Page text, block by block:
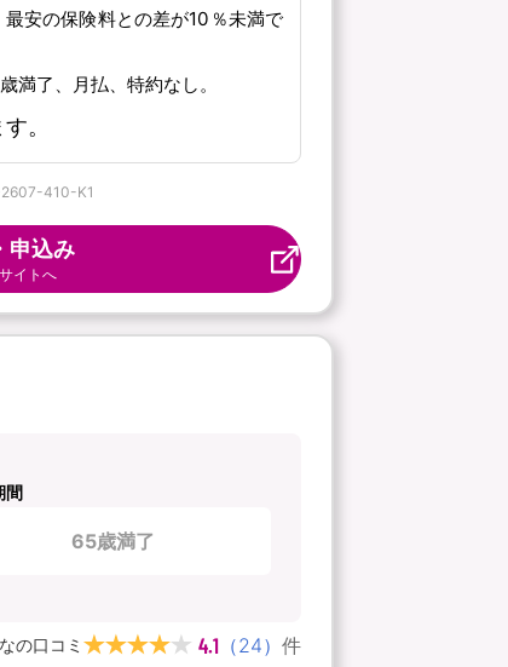
安の保険料との差が10％未満で
了、月払、特約なし。
。
2607-410-K1
申込み
イトへ
間
65歳満了
の口コミ 4.1 （24） 件